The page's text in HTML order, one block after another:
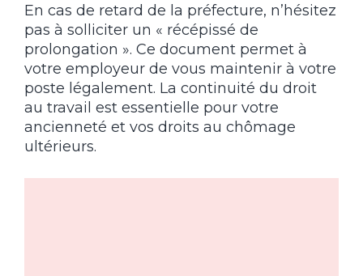
En cas de retard de la préfecture, n’hésitez
pas à solliciter un « récépissé de
prolongation ». Ce document permet à
votre employeur de vous maintenir à votre
poste légalement. La continuité du droit
au travail est essentielle pour votre
ancienneté et vos droits au chômage
ultérieurs.